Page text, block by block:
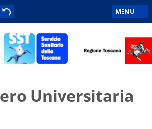
MENU
Universitaria